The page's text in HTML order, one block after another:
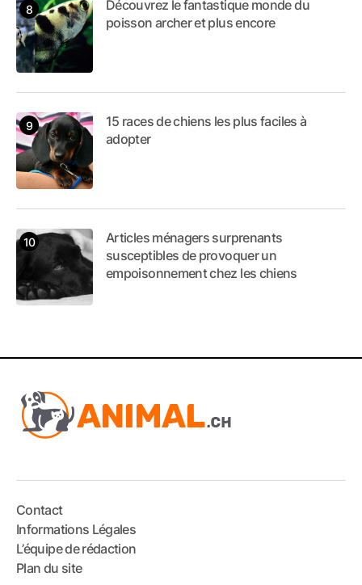
Découvrez le fantastique monde du
poisson archer et plus encore
15 races de chiens les plus faciles à
adopter
Articles ménagers surprenants
susceptibles de provoquer un
empoisonnement chez les chiens
Contact
Informations Légales
L’équipe de rédaction
Plan du site